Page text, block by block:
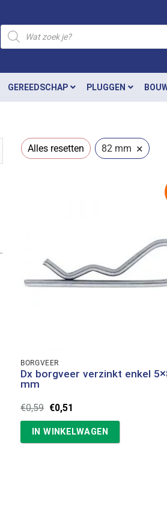
Producten
zoeken
GEREEDSCHAP PLUGGEN
Alles resetten 82 mm ×
BORGVEER
Dx borgveer verzinkt enkel
mm
€0,59 Oorspronkelijke
prijs
€0,59.
€0,51
€0,51.
IN WINKELWAGEN